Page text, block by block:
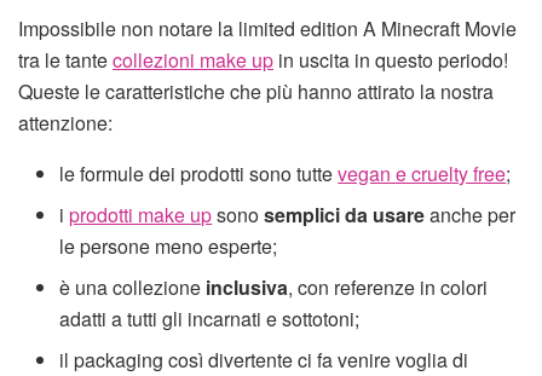
Impossibile non notare la limited edition A Minecraft Movie
tra le tantecollezioni make up in uscita in questo periodo!
Queste le caratteristiche che più hanno attirato la nostra
attenzione:
le formule dei prodotti sono tuttevegan e cruelty free;
iprodotti make upsonosemplici da usareanche per
le persone meno esperte;
è una collezione inclusiva, con referenze in colori
adatti a tutti gli incarnati e sottotoni;
il packaging così divertente ci fa venire voglia di